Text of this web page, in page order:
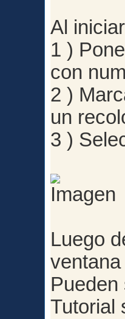
Al
1 )
con
2 )
un
3 )
Luego
Tutorial